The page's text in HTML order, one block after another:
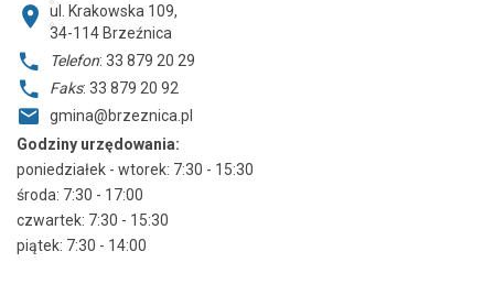
ul. Krakowska 109,
34-114 Brzeźnica
Telefon: 33 879 20 29
Faks: 33 879 20 92
gmina@brzeznica.pl
Godziny urzędowania:
poniedziałek - wtorek: 7:30 - 15:30
środa: 7:30 - 17:00
czwartek: 7:30 - 15:30
piątek: 7:30 - 14:00